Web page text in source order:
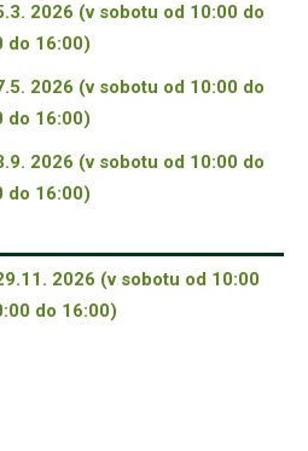
2026 (v sobotu od 10:00 do
do 16:00)
2026 (v sobotu od 10:00 do
do 16:00)
2026 (v sobotu od 10:00 do
do 16:00)
2026 (v sobotu od 10:00
do 16:00)